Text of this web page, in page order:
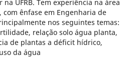
UFRB. Tem experiência na área
ênfase em Engenharia de
nos seguintes temas:
relação solo água planta,
de plantas a déficit hídrico,
da água